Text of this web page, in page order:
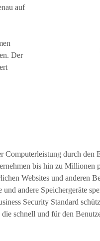
auf
Der
Computerleistung durch
bis hin zu
Websites und anderen
andere Speichergeräte
Security Standard
schnell und für den